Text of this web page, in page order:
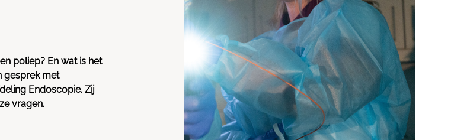
poliep? En wat is het
gesprek met
Endoscopie. Zij
vragen.